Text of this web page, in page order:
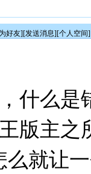
好友][发送消息][个人空间]
什么是
版主之
么就让